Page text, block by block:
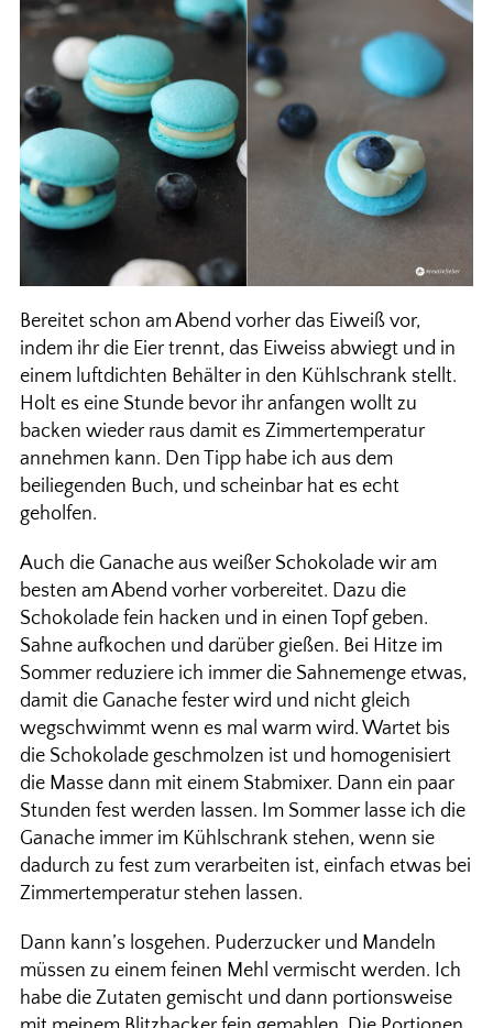
Bereitet schon am Abend vorher das Eiweiß vor,
indem ihr die Eier trennt, das Eiweiss abwiegt und in
einem luftdichten Behälter in den Kühlschrank stellt.
Holt es eine Stunde bevor ihr anfangen wollt zu
backen wieder raus damit es Zimmertemperatur
annehmen kann. Den Tipp habe ich aus dem
beiliegenden Buch, und scheinbar hat es echt
geholfen.
Auch die Ganache aus weißer Schokolade wir am
besten am Abend vorher vorbereitet. Dazu die
Schokolade fein hacken und in einen Topf geben.
Sahne aufkochen und darüber gießen. Bei Hitze im
Sommer reduziere ich immer die Sahnemenge etwas,
damit die Ganache fester wird und nicht gleich
wegschwimmt wenn es mal warm wird. Wartet bis
die Schokolade geschmolzen ist und homogenisiert
die Masse dann mit einem Stabmixer. Dann ein paar
Stunden fest werden lassen. Im Sommer lasse ich die
Ganache immer im Kühlschrank stehen, wenn sie
dadurch zu fest zum verarbeiten ist, einfach etwas bei
Zimmertemperatur stehen lassen.
Dann kann’s losgehen. Puderzucker und Mandeln
müssen zu einem feinen Mehl vermischt werden. Ich
habe die Zutaten gemischt und dann portionsweise